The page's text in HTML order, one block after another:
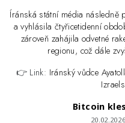
Íránská státní média následně
a vyhlásila čtyřicetidenní
zároveň zahájila odvetné
regionu, což dále
👉 Link: Iránský vůdce
Bitcoin